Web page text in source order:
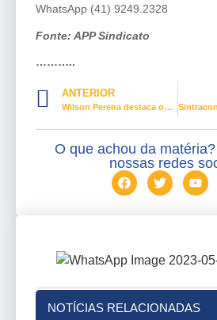
WhatsApp (41) 9249.2328
Fonte: APP Sindicato
………..
ANTERIOR
Wilson Pereira destaca os 35 anos da Contratuh
O que achou da
nossas redes
NOTÍCIAS RELACIONADAS